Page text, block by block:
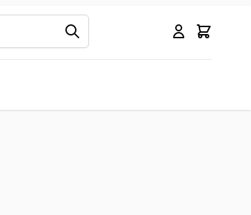
Kurv